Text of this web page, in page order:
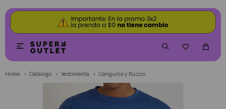


Home Catálogo Vestimenta Canguros y Buzos